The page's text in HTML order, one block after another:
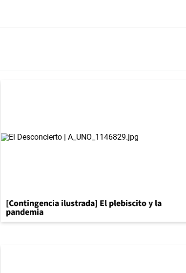
[Contingencia ilustrada] El plebiscito y la
pandemia